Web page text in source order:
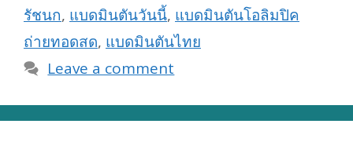
รัชนก, แบดมินตันวันนี้, แบดมินตันโอลิมปิค
ถ่ายทอดสด, แบดมินตันไทย
Leave a comment